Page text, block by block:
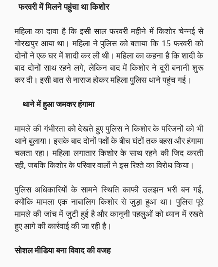
फरवरी में मिलने पहुंचा था किशोर
महिला का दावा है कि इसी साल फरवरी महीने में किशोर चेन्नई से
गोरखपुर आया था। महिला ने पुलिस को बताया कि 15 फरवरी को
दोनों ने एक घर में शादी कर ली थी। महिला का कहना है कि शादी के
बाद दोनों साथ रहने लगे, लेकिन बाद में किशोर ने दूरी बनानी शुरू
कर दी। इसी बात से नाराज होकर महिला पुलिस थाने पहुंच गई।
थाने में हुआ जमकर हंगामा
मामले की गंभीरता को देखते हुए पुलिस ने किशोर के परिजनों को भी
थाने बुलाया। इसके बाद दोनों पक्षों के बीच घंटों तक बहस और हंगामा
चलता रहा। महिला लगातार किशोर के साथ रहने की जिद करती
रही, जबकि किशोर के परिवार वालों ने इस रिश्ते का विरोध किया।
पुलिस अधिकारियों के सामने स्थिति काफी उलझन भरी बन गई,
क्योंकि मामला एक नाबालिग किशोर से जुड़ा हुआ था। पुलिस पूरे
मामले की जांच में जुटी हुई है और कानूनी पहलुओं को ध्यान में रखते
हुए आगे की कार्रवाई की जा रही है।
सोशल मीडिया बना विवाद की वजह